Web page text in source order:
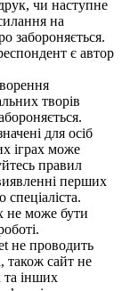
чи наступне
на
забороняється.
є автор
творів
для осіб
іграх може
правил
перших
спеціаліста.
не може бути
не проводить
також сайт не
та інших